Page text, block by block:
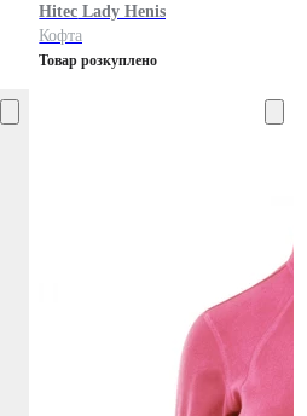
Hitec Lady Henis
Кофта
Товар розкуплено